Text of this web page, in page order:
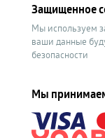
Защищенное
Мы используем
ваши данные
безопасности
Мы